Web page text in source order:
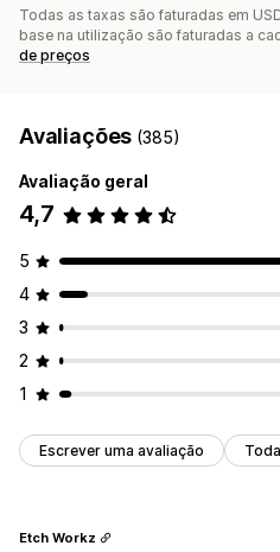
Todas as taxas são faturadas em
base na utilização são faturadas a
de preços
Avaliações (385)
Avaliação geral
4,7
5
4
3
2
1
Escrever uma avaliação
Etch Workz